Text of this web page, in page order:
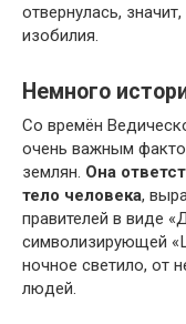
отвернулась,
изобилия.
Немного
Со времён
очень важным
землян. Она
тело человека,
правителей в виде
символизирующей
ночное светило, от
людей.